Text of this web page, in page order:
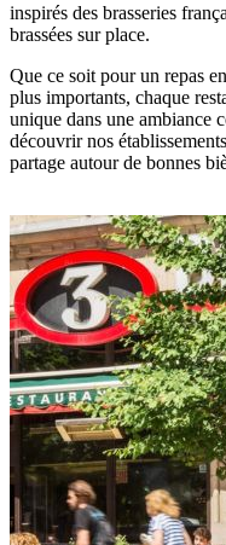
inspirés des brasseries
brassées sur place.
Que ce soit pour un repas
plus importants, chaque
unique dans une ambiance
découvrir nos
partage autour de bonnes